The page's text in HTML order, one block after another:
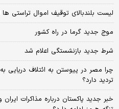
لیست بلندبالای توقیف اموال تراستی ها
موج جدید گرما در راه کشور
شرط جدید بازنشستگی اعلام شد
چرا مصر در پیوستن به ائتلاف دریایی به
تردید دارد؟
خبر جدید پاکستان درباره مذاکرات ایران